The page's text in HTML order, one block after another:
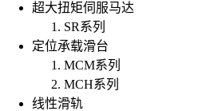
超大扭矩伺服马达
SR系列
定位承载滑台
MCM系列
MCH系列
线性滑轨